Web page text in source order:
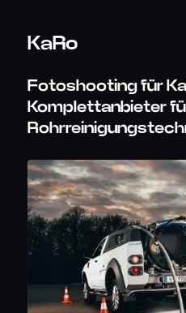
KaRo
Fotoshooting für
Komplettanbieter